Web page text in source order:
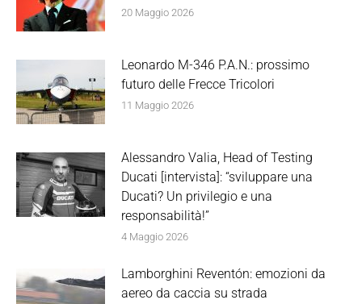
20 Maggio 2026
Leonardo M-346 P.A.N.: prossimo
futuro delle Frecce Tricolori
11 Maggio 2026
Alessandro Valia, Head of Testing
Ducati [intervista]: “sviluppare una
Ducati? Un privilegio e una
responsabilità!”
4 Maggio 2026
Lamborghini Reventón: emozioni da
aereo da caccia su strada